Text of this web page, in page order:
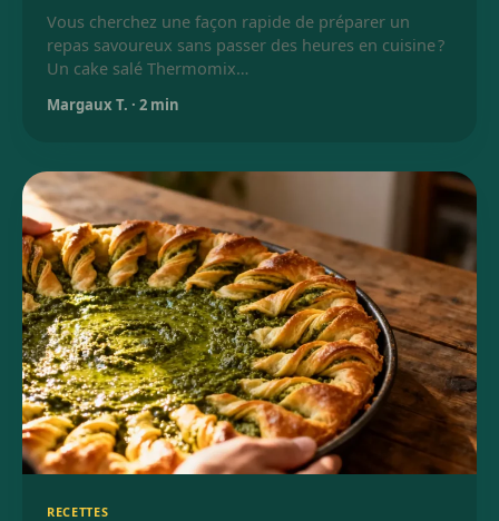
Vous cherchez une façon rapide de préparer un
repas savoureux sans passer des heures en cuisine ?
Un cake salé Thermomix…
Margaux T. · 2 min
RECETTES